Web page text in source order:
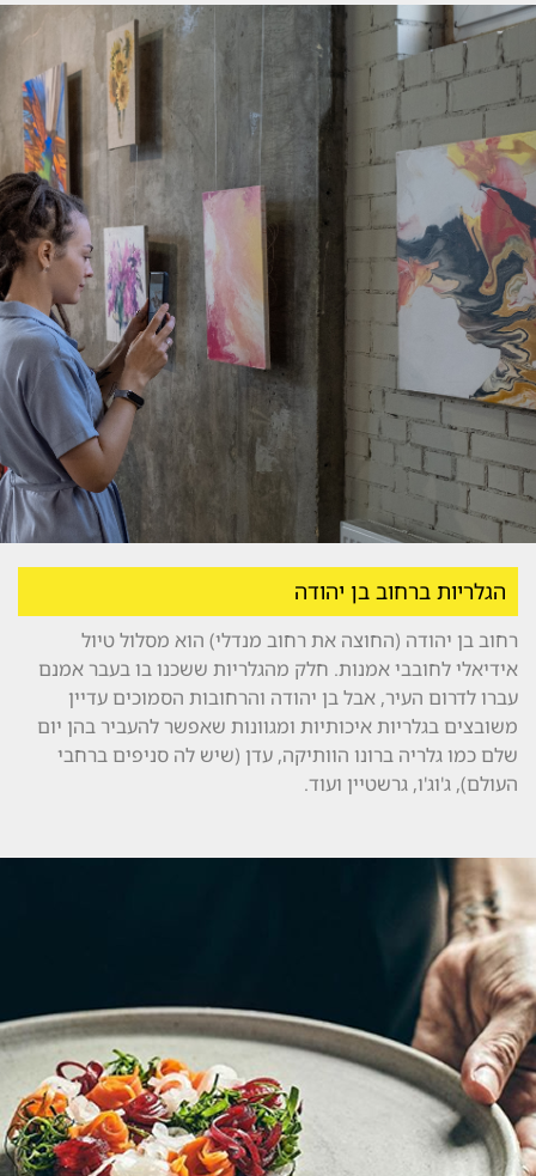
הגלריות ברחוב בן יהודה
רחוב בן יהודה (החוצה את רחוב מנדלי) הוא מסלול טיול
אידיאלי לחובבי אמנות. חלק מהגלריות ששכנו בו בעבר אמנם
עברו לדרום העיר, אבל בן יהודה והרחובות הסמוכים עדיין
משובצים בגלריות איכותיות ומגוונות שאפשר להעביר בהן יום
שלם כמו גלריה ברונו הוותיקה, עדן (שיש לה סניפים ברחבי
העולם), ג'וג'ו, גרשטיין ועוד.